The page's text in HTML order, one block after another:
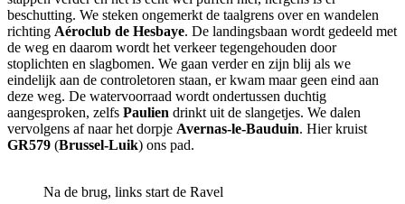
beschutting. We steken ongemerkt de taalgrens over en wandelen
richting Aéroclub de Hesbaye. De landingsbaan wordt gedeeld met
de weg en daarom wordt het verkeer tegengehouden door
stoplichten en slagbomen. We gaan verder en zijn blij als we
eindelijk aan de controletoren staan, er kwam maar geen eind aan
deze weg. De watervoorraad wordt ondertussen duchtig
aangesproken, zelfs Paulien drinkt uit de slangetjes. We dalen
vervolgens af naar het dorpje Avernas-le-Bauduin. Hier kruist
GR579 (Brussel-Luik) ons pad.
Na de brug, links start de Ravel